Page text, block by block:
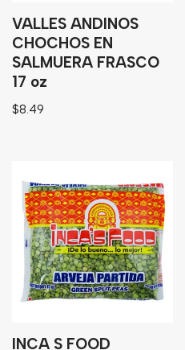
VALLES ANDINOS
CHOCHOS EN
SALMUERA FRASCO
17 oz
$8.49
INCA S FOOD